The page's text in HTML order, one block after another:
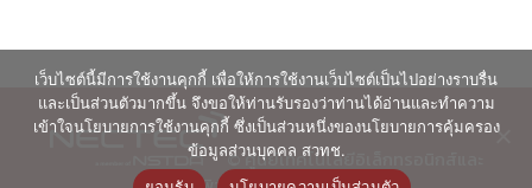
© ศูนย์เทคโนโลยีอิเล็กทรอนิกส์และ
เว็บไซต์นี้มีการใช้งานคุกกี้ เพื่อให้การใช้งานเว็บไซต์เป็นไปอย่างราบรื่น
และเป็นส่วนตัวมากขึ้น จึงขอให้ท่านรับรองว่าท่านได้อ่านและทำความ
เข้าใจนโยบายการใช้งานคุกกี้ ซึ่งเป็นส่วนหนึ่งของนโยบายการคุ้มครอง
ข้อมูลส่วนบุคคล สวทช.